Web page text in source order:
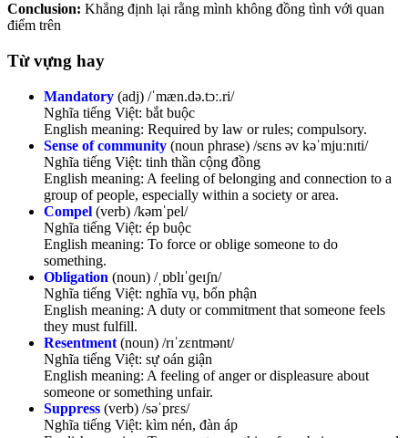
Conclusion: Khẳng định lại rằng mình không đồng tình với quan
điểm trên
Từ vựng hay
Mandatory (adj) /ˈmæn.də.tɔː.ri/
Nghĩa tiếng Việt: bắt buộc
English meaning: Required by law or rules; compulsory.
Sense of community (noun phrase) /sɛns əv kəˈmjuːnɪti/
Nghĩa tiếng Việt: tinh thần cộng đồng
English meaning: A feeling of belonging and connection to a
group of people, especially within a society or area.
Compel (verb) /kəmˈpel/
Nghĩa tiếng Việt: ép buộc
English meaning: To force or oblige someone to do
something.
Obligation (noun) /ˌɒblɪˈɡeɪʃn/
Nghĩa tiếng Việt: nghĩa vụ, bổn phận
English meaning: A duty or commitment that someone feels
they must fulfill.
Resentment (noun) /rɪˈzɛntmənt/
Nghĩa tiếng Việt: sự oán giận
English meaning: A feeling of anger or displeasure about
someone or something unfair.
Suppress (verb) /səˈprɛs/
Nghĩa tiếng Việt: kìm nén, đàn áp